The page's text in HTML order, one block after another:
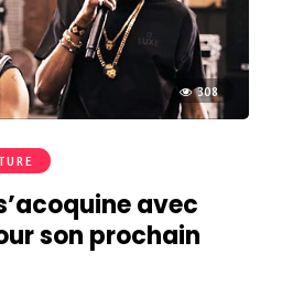
308
avec
son prochain